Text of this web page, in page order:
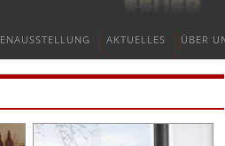
AKTUELLES ÜBER